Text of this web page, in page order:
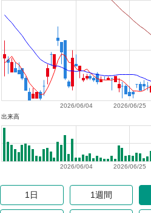
2026/06/25
2026/06/04
出来高
2026/06/25
2026/06/04
1日 1週間